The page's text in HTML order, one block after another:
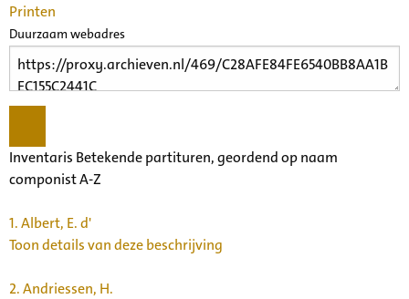
Printen
Duurzaam webadres
Inventaris Betekende partituren, geordend op naam
componist A-Z
1.Albert, E. d'
Toon details van deze beschrijving
2.Andriessen, H.